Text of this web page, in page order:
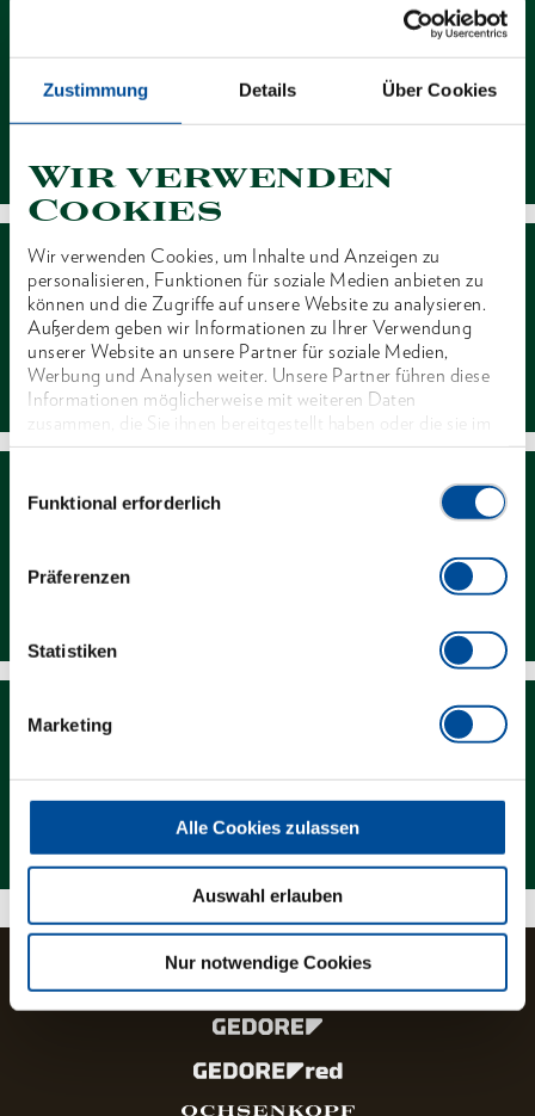
Zustimmung Details Über Cookies
Wir verwenden
Cookies
Wir verwenden Cookies, um Inhalte und Anzeigen zu
personalisieren, Funktionen für soziale Medien anbieten zu
können und die Zugriffe auf unsere Website zu analysieren.
Außerdem geben wir Informationen zu Ihrer Verwendung
unserer Website an unsere Partner für soziale Medien,
Werbung und Analysen weiter. Unsere Partner führen diese
Informationen möglicherweise mit weiteren Daten
zusammen, die Sie ihnen bereitgestellt haben oder die sie im
Rahmen Ihrer Nutzung der Dienste gesammelt haben. Unsere
Funktional erforderlich
Präferenzen
Statistiken
Marketing
Alle Cookies zulassen
Auswahl erlauben
Nur notwendige Cookies
Händlersuche
Magazin
Die Marken und Produktlinien der GEDORE Gruppe